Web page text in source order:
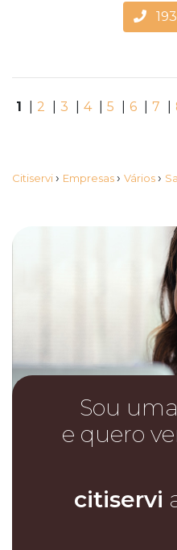
1 2 3 4 5 6 7
Citiservi › Empresas › Vários ›
Sou
e quero
citiservi